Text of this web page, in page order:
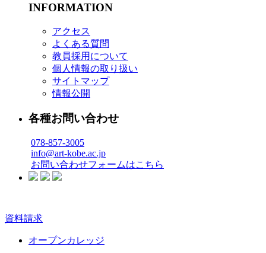
INFORMATION
アクセス
よくある質問
教員採用について
個人情報の取り扱い
サイトマップ
情報公開
各種お問い合わせ
078-857-3005
info@art-kobe.ac.jp
お問い合わせフォームはこちら
資料請求
オープンカレッジ